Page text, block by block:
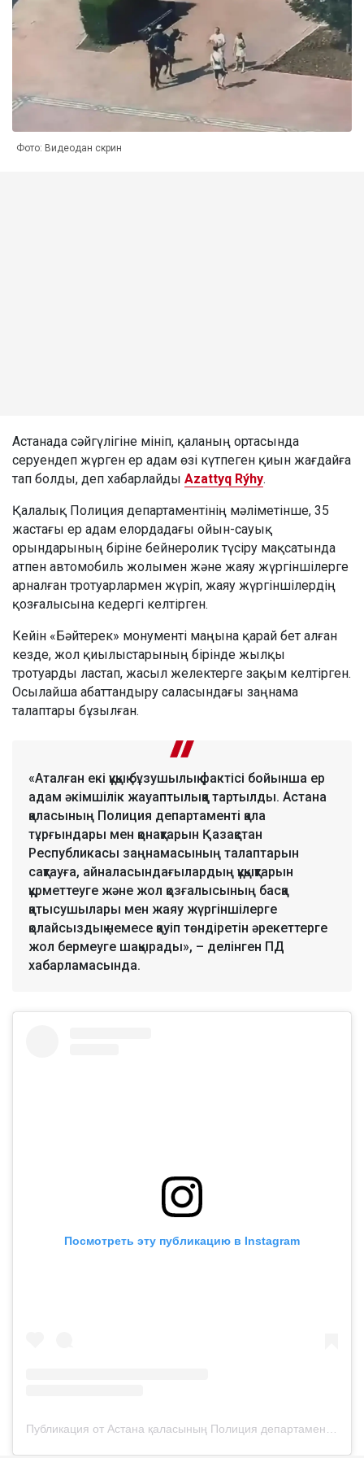
Фото: Видеодан скрин
Астанада сәйгүлігіне мініп, қаланың ортасында
серуендеп жүрген ер адам өзі күтпеген қиын жағдайға
тап болды, деп хабарлайды Azattyq Rýhy.
Қалалық Полиция департаментінің мәліметінше, 35
жастағы ер адам елордадағы ойын-сауық
орындарының біріне бейнеролик түсіру мақсатында
атпен автомобиль жолымен және жаяу жүргіншілерге
арналған тротуарлармен жүріп, жаяу жүргіншілердің
қозғалысына кедергі келтірген.
Кейін «Бәйтерек» монументі маңына қарай бет алған
кезде, жол қиылыстарының бірінде жылқы
тротуарды ластап, жасыл желектерге зақым келтірген.
Осылайша абаттандыру саласындағы заңнама
талаптары бұзылған.
«Аталған екі құқық бұзушылық фактісі бойынша ер
адам әкімшілік жауаптылыққа тартылды. Астана
қаласының Полиция департаменті қала
тұрғындары мен қонақтарын Қазақстан
Республикасы заңнамасының талаптарын
сақтауға, айналасындағылардың құқықтарын
құрметтеуге және жол қозғалысының басқа
қатысушылары мен жаяу жүргіншілерге
қолайсыздық немесе қауіп төндіретін әрекеттерге
жол бермеуге шақырады», – делінген ПД
хабарламасында.
Посмотреть эту публикацию в Instagram